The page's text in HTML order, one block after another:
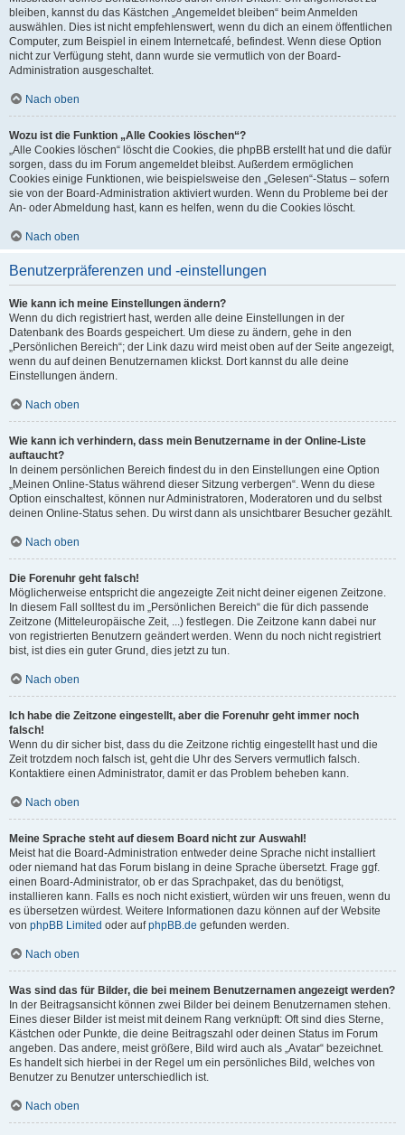
bleiben, kannst du das Kästchen „Angemeldet bleiben“ beim Anmelden
auswählen. Dies ist nicht empfehlenswert, wenn du dich an einem öffentlichen
Computer, zum Beispiel in einem Internetcafé, befindest. Wenn diese Option
nicht zur Verfügung steht, dann wurde sie vermutlich von der Board-
Administration ausgeschaltet.
Nach oben
Wozu ist die Funktion „Alle Cookies löschen“?
„Alle Cookies löschen“ löscht die Cookies, die phpBB erstellt hat und die dafür
sorgen, dass du im Forum angemeldet bleibst. Außerdem ermöglichen
Cookies einige Funktionen, wie beispielsweise den „Gelesen“-Status – sofern
sie von der Board-Administration aktiviert wurden. Wenn du Probleme bei der
An- oder Abmeldung hast, kann es helfen, wenn du die Cookies löscht.
Nach oben
Benutzerpräferenzen und -einstellungen
Wie kann ich meine Einstellungen ändern?
Wenn du dich registriert hast, werden alle deine Einstellungen in der
Datenbank des Boards gespeichert. Um diese zu ändern, gehe in den
„Persönlichen Bereich“; der Link dazu wird meist oben auf der Seite angezeigt,
wenn du auf deinen Benutzernamen klickst. Dort kannst du alle deine
Einstellungen ändern.
Nach oben
Wie kann ich verhindern, dass mein Benutzername in der Online-Liste
auftaucht?
In deinem persönlichen Bereich findest du in den Einstellungen eine Option
„Meinen Online-Status während dieser Sitzung verbergen“. Wenn du diese
Option einschaltest, können nur Administratoren, Moderatoren und du selbst
deinen Online-Status sehen. Du wirst dann als unsichtbarer Besucher gezählt.
Nach oben
Die Forenuhr geht falsch!
Möglicherweise entspricht die angezeigte Zeit nicht deiner eigenen Zeitzone.
In diesem Fall solltest du im „Persönlichen Bereich“ die für dich passende
Zeitzone (Mitteleuropäische Zeit, ...) festlegen. Die Zeitzone kann dabei nur
von registrierten Benutzern geändert werden. Wenn du noch nicht registriert
bist, ist dies ein guter Grund, dies jetzt zu tun.
Nach oben
Ich habe die Zeitzone eingestellt, aber die Forenuhr geht immer noch
falsch!
Wenn du dir sicher bist, dass du die Zeitzone richtig eingestellt hast und die
Zeit trotzdem noch falsch ist, geht die Uhr des Servers vermutlich falsch.
Kontaktiere einen Administrator, damit er das Problem beheben kann.
Nach oben
Meine Sprache steht auf diesem Board nicht zur Auswahl!
Meist hat die Board-Administration entweder deine Sprache nicht installiert
oder niemand hat das Forum bislang in deine Sprache übersetzt. Frage ggf.
einen Board-Administrator, ob er das Sprachpaket, das du benötigst,
installieren kann. Falls es noch nicht existiert, würden wir uns freuen, wenn du
es übersetzen würdest. Weitere Informationen dazu können auf der Website
von phpBB Limited oder aufphpBB.de gefunden werden.
Nach oben
Was sind das für Bilder, die bei meinem Benutzernamen angezeigt werden?
In der Beitragsansicht können zwei Bilder bei deinem Benutzernamen stehen.
Eines dieser Bilder ist meist mit deinem Rang verknüpft: Oft sind dies Sterne,
Kästchen oder Punkte, die deine Beitragszahl oder deinen Status im Forum
angeben. Das andere, meist größere, Bild wird auch als „Avatar“ bezeichnet.
Es handelt sich hierbei in der Regel um ein persönliches Bild, welches von
Benutzer zu Benutzer unterschiedlich ist.
Nach oben